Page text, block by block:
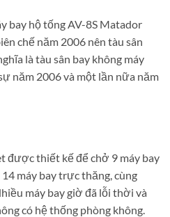
bay hộ tống AV-8S Matador
chế năm 2006 nên tàu sân
là tàu sân bay không máy
năm 2006 và một lần nữa năm
được thiết kế để chở 9 máy bay
máy bay trực thăng, cùng
máy bay giờ đã lỗi thời và
có hệ thống phòng không.